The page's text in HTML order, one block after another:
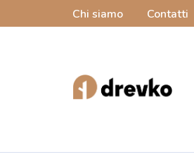
Chi siamo Contatti